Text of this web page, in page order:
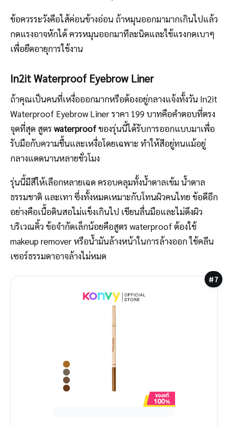
ข้อควรระวังคือไส้ค่อนข้างอ่อน ถ้าหมุนออกมามากเกินไปแล้ว
กดแรงอาจหักได้ ควรหมุนออกมาทีละนิดและใช้แรงกดเบาๆ
เพื่อยืดอายุการใช้งาน
In2it Waterproof Eyebrow Liner
ถ้าคุณเป็นคนที่เหงื่อออกมากหรือต้องอยู่กลางแจ้งทั้งวัน In2it
Waterproof Eyebrow Liner ราคา 199 บาทคือคำตอบที่ตรง
จุดที่สุด สูตร waterproofของรุ่นนี้ได้รับการออกแบบมาเพื่อ
รับมือกับความชื้นและเหงื่อโดยเฉพาะ ทำให้สีอยู่ทนแม้อยู่
กลางแดดนานหลายชั่วโมง
รุ่นนี้มีสีให้เลือกหลายเฉด ครอบคลุมทั้งน้ำตาลเข้ม น้ำตาล
ธรรมชาติ และเทา ซึ่งทั้งหมดเหมาะกับโทนผิวคนไทย ข้อดีอีก
อย่างคือเนื้อดินสอไม่แข็งเกินไป เขียนลื่นมือและไม่ดึงผิว
บริเวณคิ้ว ข้อจำกัดเล็กน้อยคือสูตร waterproof ต้องใช้
makeup remover หรือน้ำมันล้างหน้าในการล้างออก ใช้คลีน
เซอร์ธรรมดาอาจล้างไม่หมด
#7